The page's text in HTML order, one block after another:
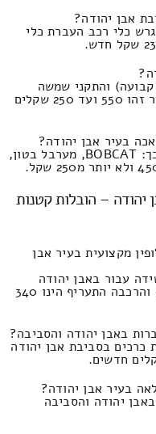
אבן יהודה?
כלי רכב העברת כלי
והתקני שמשה
כבדים בסיוע של שירותי הנפה התמחור זהו 550 ועד 250 שקלים
בעיר אבן יהודה?
עלות העברת איבזור מלאכה דוגמה לכך: BOBCAT, מערבל בטון,
יהודה – הובלות קטנות
מקצועית בעיר אבן
עבור באבן יהודה
והסביבה החתלה בהוספת לבצע פירוק והרכבה התעריף הינו 340
באבן יהודה והסביבה?
כרכים בסביבת אבן יהודה
בעיר אבן יהודה?
יהודה והסביבה